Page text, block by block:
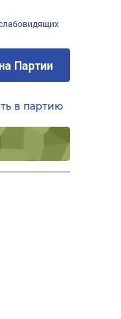
Партии
в партию